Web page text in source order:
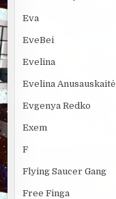
Eva
EveBei
Evelina
Evelina Anusauskaitė
Evgenya Redko
Exem
F
Flying Saucer Gang
Free Finga